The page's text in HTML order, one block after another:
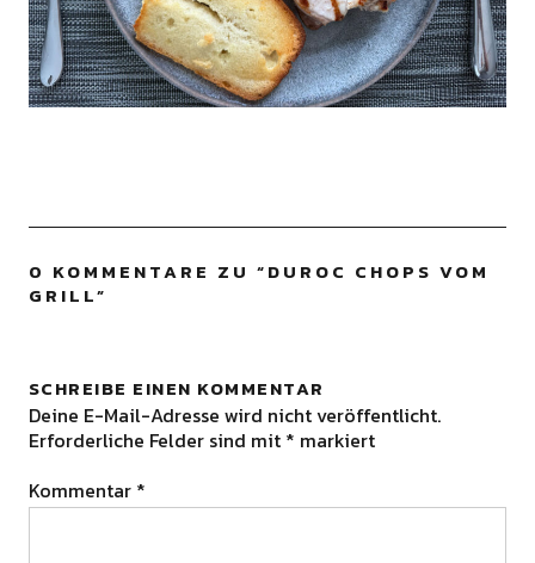
0 KOMMENTARE ZU “DUROC CHOPS VOM
GRILL”
SCHREIBE EINEN KOMMENTAR
Deine E-Mail-Adresse wird nicht veröffentlicht.
Erforderliche Felder sind mit * markiert
Kommentar *